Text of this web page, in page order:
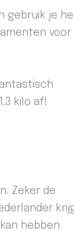
gebruik je
voor
kilo af!
Zeker de
hebben